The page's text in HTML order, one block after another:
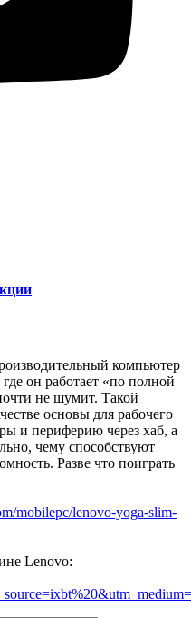
компьютер
он работает «по полной
не шумит. Такой
основы для рабочего
и периферию через хаб, а
чему способствуют
Разве что поиграть
mobilepc/lenovo-yoga-slim-
Lenovo: